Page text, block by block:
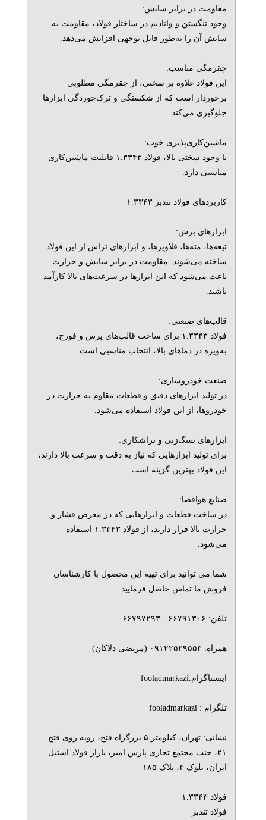
مقاومت در برابر سایش:
وجود تنگستن و وانادیم در ساختار فولاد، مقاومت به
سایش آن را به‌طور قابل توجهی افزایش می‌دهد.
چقرمگی مناسب:
این فولاد علاوه بر سختی، از چقرمگی مطلوبی
برخوردار است که از شکستگی و ترک‌خوردگی ابزارها
جلوگیری می‌کند.
ماشین‌کاری‌پذیری خوب:
با وجود سختی بالا، فولاد ۱.۳۳۴۳ قابلیت ماشین‌کاری
مناسبی دارد.
کاربردهای فولاد تندبر ۱.۳۳۴۳
ابزارهای برش:
تیغه‌ها، مته‌ها، قلاویزها، و ابزارهای تراش از این فولاد
ساخته می‌شوند. مقاومت در برابر سایش و حرارت
باعث می‌شود که این ابزارها در سرعت‌های بالا کارآمد
باشند.
قالب‌های صنعتی:
فولاد ۱.۳۳۴۳ برای ساخت قالب‌های پرس و فورج،
به‌ویژه در دماهای بالا، انتخاب مناسبی است.
صنعت خودروسازی:
در تولید ابزارهای دقیق و قطعات مقاوم به حرارت در
خودروها، از این فولاد استفاده می‌شود.
ابزارهای سنگ‌زنی و تراشکاری:
برای تولید ابزارهایی که نیاز به دقت و سرعت بالا دارند،
این فولاد بهترین گزینه است.
صنایع هوافضا:
در ساخت قطعات و ابزارهایی که در معرض فشار و
حرارت بالا قرار دارند، از فولاد ۱.۳۳۴۳ استفاده
می‌شود.
شما می توانید برای تهیه این محصول با کارشناسان
فروش ما تماس حاصل فرمایید.
تلفن: ۶۶۷۹۱۳۰۶ - ۶۶۷۹۷۲۹۳
همراه: ۰۹۱۲۲۵۲۹۵۵۳ (مرتضی دلاکان)
اینستاگرام:fooladmarkazi
تلگرام : fooladmarkazi
نشانی: تهران، کیلومتر ۵ بزرگراه فتح، روبه روی فتح
۲۱، جنب مجتمع تجاری پارس امیر، بازار فولاد استیل
ایران، بلوک ۴، پلاک ۱۸۵
فولاد ۱.۳۳۴۳
فولاد تندبر